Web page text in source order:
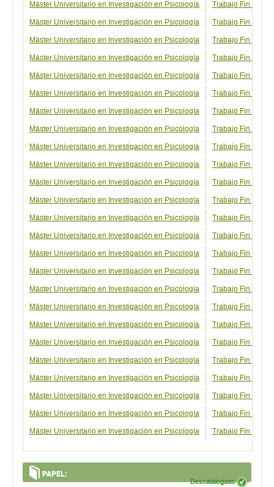
Máster Universitario en Investigación en Psicología Trabajo Fin de
Máster Universitario en Investigación en Psicología Trabajo Fin de
Máster Universitario en Investigación en Psicología Trabajo Fin de
Máster Universitario en Investigación en Psicología Trabajo Fin de
Máster Universitario en Investigación en Psicología Trabajo Fin de
Máster Universitario en Investigación en Psicología Trabajo Fin de
Máster Universitario en Investigación en Psicología Trabajo Fin de
Máster Universitario en Investigación en Psicología Trabajo Fin de
Máster Universitario en Investigación en Psicología Trabajo Fin de
Máster Universitario en Investigación en Psicología Trabajo Fin de
Máster Universitario en Investigación en Psicología Trabajo Fin de
Máster Universitario en Investigación en Psicología Trabajo Fin de
Máster Universitario en Investigación en Psicología Trabajo Fin de
Máster Universitario en Investigación en Psicología Trabajo Fin de
Máster Universitario en Investigación en Psicología Trabajo Fin de
Máster Universitario en Investigación en Psicología Trabajo Fin de
Máster Universitario en Investigación en Psicología Trabajo Fin de
Máster Universitario en Investigación en Psicología Trabajo Fin de
Máster Universitario en Investigación en Psicología Trabajo Fin de
Máster Universitario en Investigación en Psicología Trabajo Fin de
Máster Universitario en Investigación en Psicología Trabajo Fin de
Máster Universitario en Investigación en Psicología Trabajo Fin de
Máster Universitario en Investigación en Psicología Trabajo Fin de
Máster Universitario en Investigación en Psicología Trabajo Fin de
Máster Universitario en Investigación en Psicología Trabajo Fin de
PAPEL:
Descatalogado